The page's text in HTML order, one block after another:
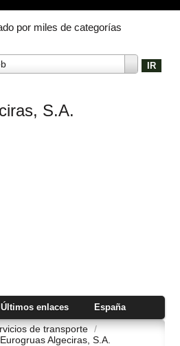
por miles de categorías
S.A.
Últimos enlaces España
de transporte /
Eurogruas Algeciras, S.A.